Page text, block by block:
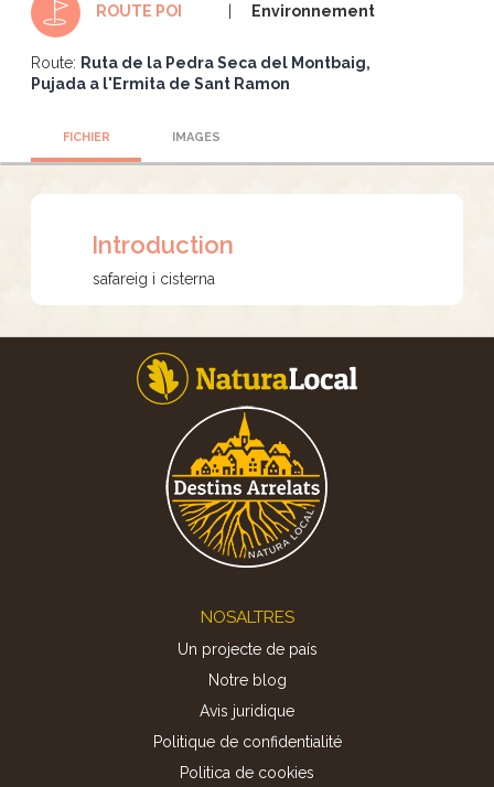
ROUTE POI Environnement
Route: Ruta de la Pedra Seca del Montbaig
Pujada a l'Ermita de Sant Ramon
FICHIER IMAGES
Introduction
safareig i cisterna
NOSALTRES
Un projecte de país
Notre blog
Avis juridique
Politique de confidentialité
Politica de cookies